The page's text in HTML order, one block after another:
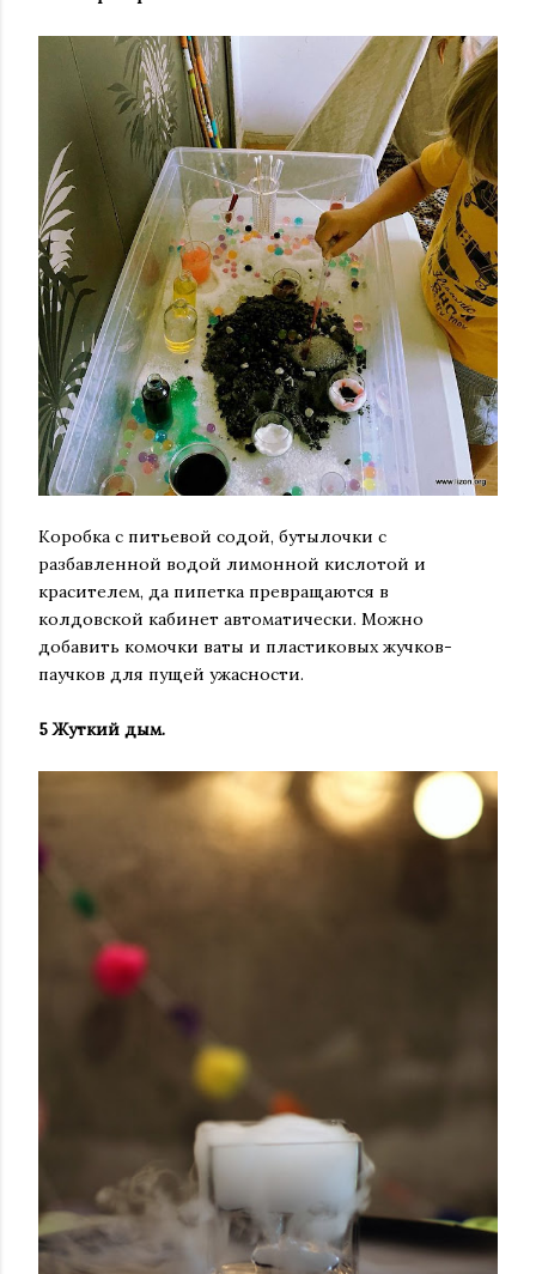
Коробка с питьевой содой, бутылочки с
разбавленной водой лимонной кислотой и
красителем, да пипетка превращаются в
колдовской кабинет автоматически. Можно
добавить комочки ваты и пластиковых жучков-
паучков для пущей ужасности.
5️ Жуткий дым.